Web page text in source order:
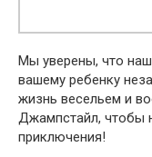
Мы уверены, что
вашему ребенку
жизнь весельем и
Джампстайл, чтобы
приключения!